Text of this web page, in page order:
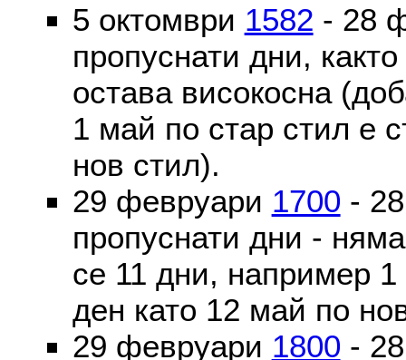
5 октомври 1582 - 28
пропуснати дни,
остава високосна
1 май по стар стил е
нов стил).
29 февруари 1700 -
пропуснати дни -
се 11 дни, например
ден като 12 май по
29 февруари 1800 -